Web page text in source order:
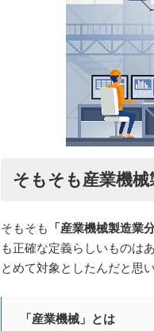
そもそも産業機
そもそも 「産業機械製造業
も正確な定義らしいものは
とめて対象としたんだと思い
「産業機械」とは